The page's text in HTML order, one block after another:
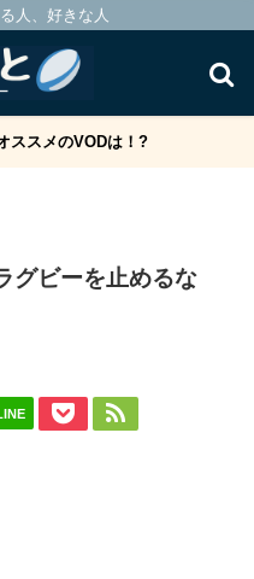
人、好きな人
ススメのVODは！?
グビーを止めるな